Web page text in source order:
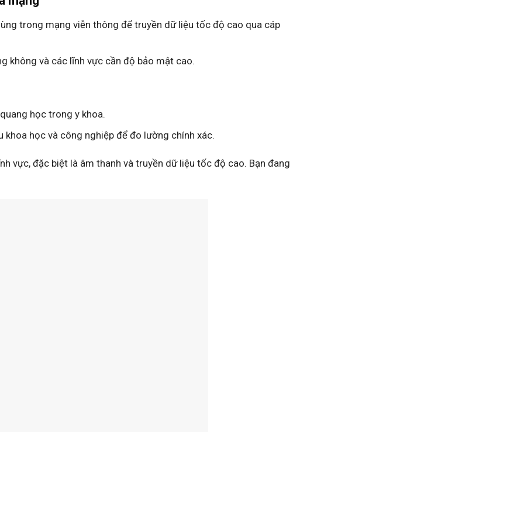
trong mạng viễn thông để truyền dữ liệu tốc độ cao qua cáp
không và các lĩnh vực cần độ bảo mật cao.
học trong y khoa.
khoa học và công nghiệp để đo lường chính xác.
vực, đặc biệt là âm thanh và truyền dữ liệu tốc độ cao. Bạn đang